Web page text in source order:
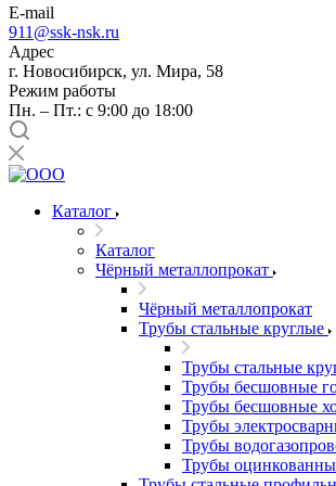
E-mail
911@ssk-nsk.ru
Адрес
г. Новосибирск, ул. Мира, 58
Режим работы
Пн. – Пт.: с 9:00 до 18:00
Каталог
Каталог
Чёрный металлопрокат
Чёрный металлопрокат
Трубы стальные круглые
Трубы стальные
Трубы бесшовные
Трубы бесшовные
Трубы
Трубы
Трубы